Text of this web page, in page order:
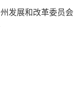
发展和改革委员会